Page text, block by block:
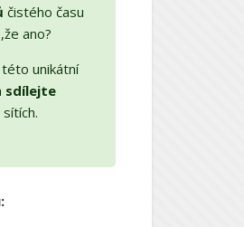
čistého času
ano?
unikátní
sdílejte